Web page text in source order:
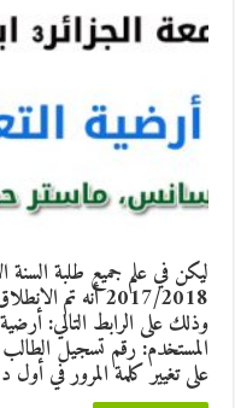
ليكن في علم جميع طلبة
2017/2018 أنه
وذلك على الرابط التالي:
على تغيير كلمة المرور في